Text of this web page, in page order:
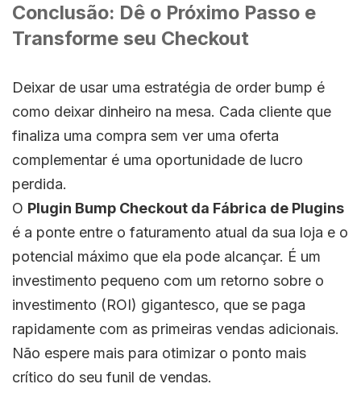
Conclusão: Dê o Próximo Passo e
Transforme seu Checkout
Deixar de usar uma estratégia de order bump é
como deixar dinheiro na mesa. Cada cliente que
finaliza uma compra sem ver uma oferta
complementar é uma oportunidade de lucro
perdida.
O Plugin Bump Checkout da Fábrica de Plugins
é a ponte entre o faturamento atual da sua loja e o
potencial máximo que ela pode alcançar. É um
investimento pequeno com um retorno sobre o
investimento (ROI) gigantesco, que se paga
rapidamente com as primeiras vendas adicionais.
Não espere mais para otimizar o ponto mais
crítico do seu funil de vendas.